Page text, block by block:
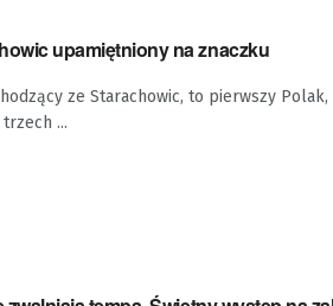
upamiętniony na znaczku
ze Starachowic, to pierwszy
...